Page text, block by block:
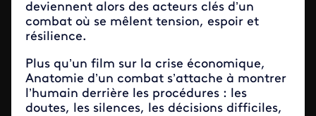
deviennent alors des acteurs clés d’un
combat où se mêlent tension, espoir et
résilience.
Plus qu’un film sur la crise économique,
Anatomie d’un combat s’attache à montrer
l’humain derrière les procédures : les
doutes, les silences, les décisions difficiles,